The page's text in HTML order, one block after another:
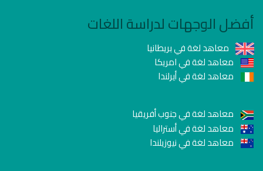
أفضل الوجهات لدراسة اللغات
معاهد لغة في بريطانيا
معاهد لغة في امريكا
معاهد لغة في أيرلندا
معاهد لغة في جنوب أفريقيا
معاهد لغة في أستراليا
معاهد لغة في نيوزيلندا